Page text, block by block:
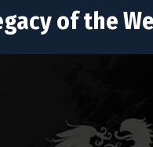
of the